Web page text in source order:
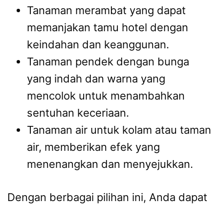
Tanaman merambat yang dapat
memanjakan tamu hotel dengan
keindahan dan keanggunan.
Tanaman pendek dengan bunga
yang indah dan warna yang
mencolok untuk menambahkan
sentuhan keceriaan.
Tanaman air untuk kolam atau taman
air, memberikan efek yang
menenangkan dan menyejukkan.
Dengan berbagai pilihan ini, Anda dapat